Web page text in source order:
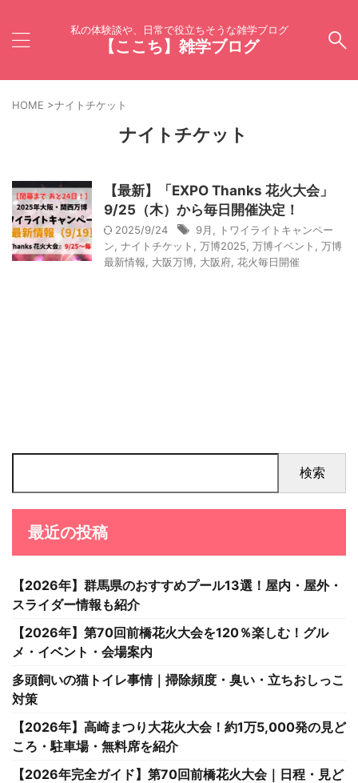
私の体験談や、日常で役立ちそうな雑学ブログ
【ここち】雑学ブログ
HOME >ナイトチケット
ナイトチケット
【最新】「EXPO Thanks 花火大会」
9/25（木）から毎日開催決定！
2025/9/24 9月
トワイライトキャンペー
ン ナイトチケット 万博2025 万博イベント
万博
最新情報
大阪万博 大阪府 花火毎日開催
検索
最近の投稿
【2026年】群馬県のおすすめプール13選！屋内・屋外・
スライダー情報も紹介
【2026年】第70回前橋花火大会を120％楽しむ！グル
メ・イベント・会場案内
多頭飼いの猫トイレ事情｜掃除頻度・臭い・立ちおしっこ
対策
【2026年】高崎まつり大花火大会！約1万5,000発の見ど
ころ・駐車場・無料席を紹介
【2026年完全ガイド】第70回前橋花火大会｜日程・見ど